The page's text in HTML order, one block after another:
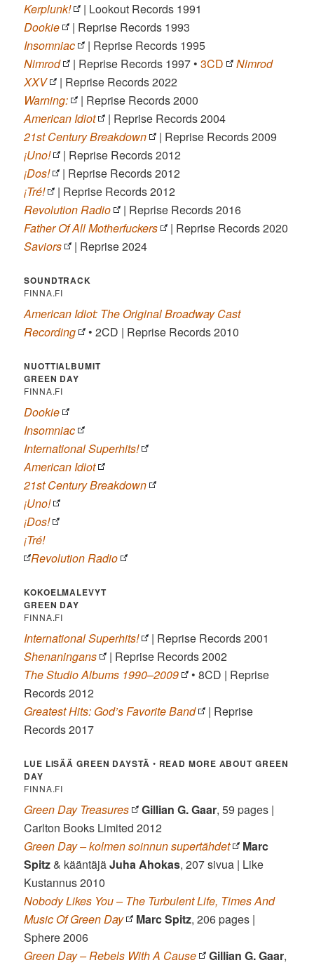
Kerplunk!
| Lookout Records 1991
Dookie
| Reprise Records 1993
Insomniac
| Reprise Records 1995
Nimrod
| Reprise Records 1997 •3CD
Nimrod
XXV
| Reprise Records 2022
Warning:
| Reprise Records 2000
American Idiot
| Reprise Records 2004
21st Century Breakdown
| Reprise Records 2009
¡Uno!
| Reprise Records 2012
¡Dos!
| Reprise Records 2012
¡Tré!
| Reprise Records 2012
Revolution Radio
| Reprise Records 2016
Father Of All Motherfuckers
| Reprise Records 2020
Saviors
| Reprise 2024
SOUNDTRACK
FINNA.FI
American Idiot: The Original Broadway Cast
Recording
• 2CD | Reprise Records 2010
NUOTTIALBUMIT
GREEN DAY
FINNA.FI
Dookie
Insomniac
International Superhits!
American Idiot
21st Century Breakdown
¡Uno!
¡Dos!
¡Tré!
Revolution Radio
KOKOELMALEVYT
GREEN DAY
FINNA.FI
International Superhits!
| Reprise Records 2001
Shenaningans
| Reprise Records 2002
The Studio Albums 1990–2009
• 8CD | Reprise
Records 2012
Greatest Hits: God’s Favorite Band
| Reprise
Records 2017
LUE LISÄÄ GREEN DAYSTÄ • READ MORE ABOUT GREEN
DAY
FINNA.FI
Green Day Treasures Gillian G. Gaar, 59 pages |
Carlton Books Limited 2012
Green Day – kolmen soinnun supertähdet
Marc
Spitz& kääntäjäJuha Ahokas, 207 sivua | Like
Kustannus 2010
Nobody Likes You – The Turbulent Life, Times And
Music Of Green Day
Marc Spitz, 206 pages |
Sphere 2006
Green Day – Rebels With A Cause
Gillian G. Gaar,